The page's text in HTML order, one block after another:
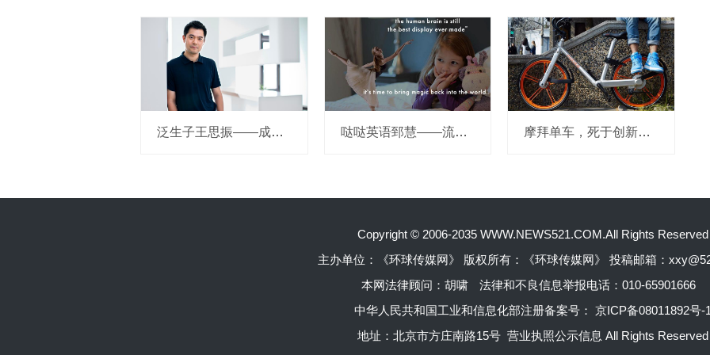
泛生子王思振——成立两年，融资数亿，基因检测如何帮助人类战胜癌症？ 哒哒英语郅慧——流量这杯毒酒，你还喝吗？ 摩拜单车，死于创新的一百万种方式
Copyright © 2006-2035 WWW.NEWS521.COM.All Rights Reserved
主办单位：《环球传媒网》 版权所有：《环球传媒网》 投稿邮箱：
本网法律顾问：胡啸
法律和不良信息举报电话：010-65901666
中华人民共和国工业和信息化部注册备案号： 京ICP备08011892号-1
地址：北京市方庄南路15号 营业执照公示信息 All Rights Reserved